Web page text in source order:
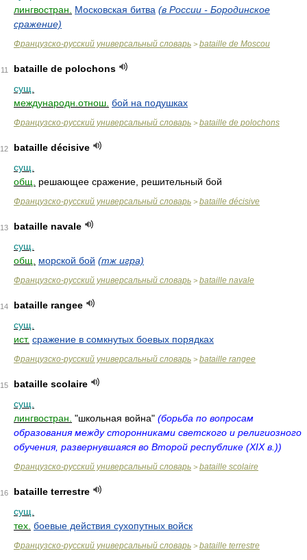
лингвостран.
Московская битва (в России - Бородинское
сражение)
Французско-русский универсальный словарь > bataille de Moscou
11
bataille de polochons
сущ.
международн.отнош. бой на подушках
Французско-русский универсальный словарь > bataille de polochons
12
bataille décisive
сущ.
общ.
решающее сражение, решительный бой
Французско-русский универсальный словарь > bataille décisive
13
bataille navale
сущ.
общ.
морской бой (тж игра)
Французско-русский универсальный словарь > bataille navale
14
bataille rangee
сущ.
ист. сражение в сомкнутых боевых порядках
Французско-русский универсальный словарь > bataille rangee
15
bataille scolaire
сущ.
лингвостран. "школьная война" (борьба по вопросам
образования между сторонниками светского и религиозного
обучения, развернувшаяся во Второй республике (XIX в.))
Французско-русский универсальный словарь > bataille scolaire
16
bataille terrestre
сущ.
тех. боевые действия сухопутных войск
Французско-русский универсальный словарь > bataille terrestre